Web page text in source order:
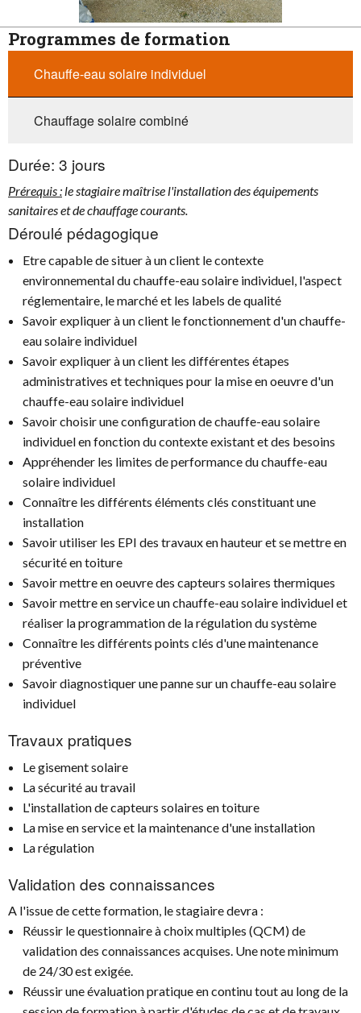
Programmes de formation
Chauffe-eau solaire individuel
Chauffage solaire combiné
Durée: 3 jours
Prérequis :le stagiaire maîtrise l'installation des équipements
sanitaires et de chauffage courants.
Déroulé pédagogique
Etre capable de situer à un client le contexte
environnemental du chauffe-eau solaire individuel, l'aspect
réglementaire, le marché et les labels de qualité
Savoir expliquer à un client le fonctionnement d'un chauffe-
eau solaire individuel
Savoir expliquer à un client les différentes étapes
administratives et techniques pour la mise en oeuvre d'un
chauffe-eau solaire individuel
Savoir choisir une configuration de chauffe-eau solaire
individuel en fonction du contexte existant et des besoins
Appréhender les limites de performance du chauffe-eau
solaire individuel
Connaître les différents éléments clés constituant une
installation
Savoir utiliser les EPI des travaux en hauteur et se mettre en
sécurité en toiture
Savoir mettre en oeuvre des capteurs solaires thermiques
Savoir mettre en service un chauffe-eau solaire individuel et
réaliser la programmation de la régulation du système
Connaître les différents points clés d'une maintenance
préventive
Savoir diagnostiquer une panne sur un chauffe-eau solaire
individuel
Travaux pratiques
Le gisement solaire
La sécurité au travail
L'installation de capteurs solaires en toiture
La mise en service et la maintenance d'une installation
La régulation
Validation des connaissances
A l'issue de cette formation, le stagiaire devra :
Réussir le questionnaire à choix multiples (QCM) de
validation des connaissances acquises. Une note minimum
de 24/30 est exigée.
Réussir une évaluation pratique en continu tout au long de la